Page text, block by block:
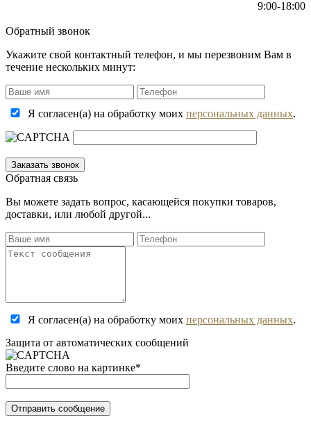
9:00-18:00
Обратный звонок
Укажите свой контактный телефон, и мы перезвоним Вам в
течение нескольких минут:
Я согласен(а) на обработку моих персональных данных.
Обратная связь
Вы можете задать вопрос, касающейся покупки товаров,
доставки, или любой другой...
Я согласен(а) на обработку моих персональных данных.
Защита от автоматических сообщений
Введите слово на картинке*